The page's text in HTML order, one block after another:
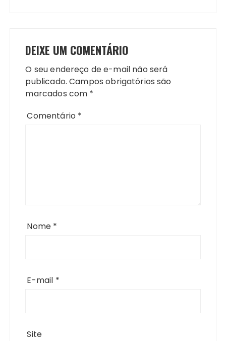
DEIXE UM COMENTÁRIO
O seu endereço de e-mail não será
publicado. Campos obrigatórios são
marcados com *
Comentário *
Nome *
E-mail *
Site